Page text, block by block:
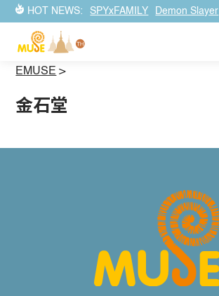
HOT NEWS: SPYxFAMILY Demon Slayer
EMUSE >
金石堂